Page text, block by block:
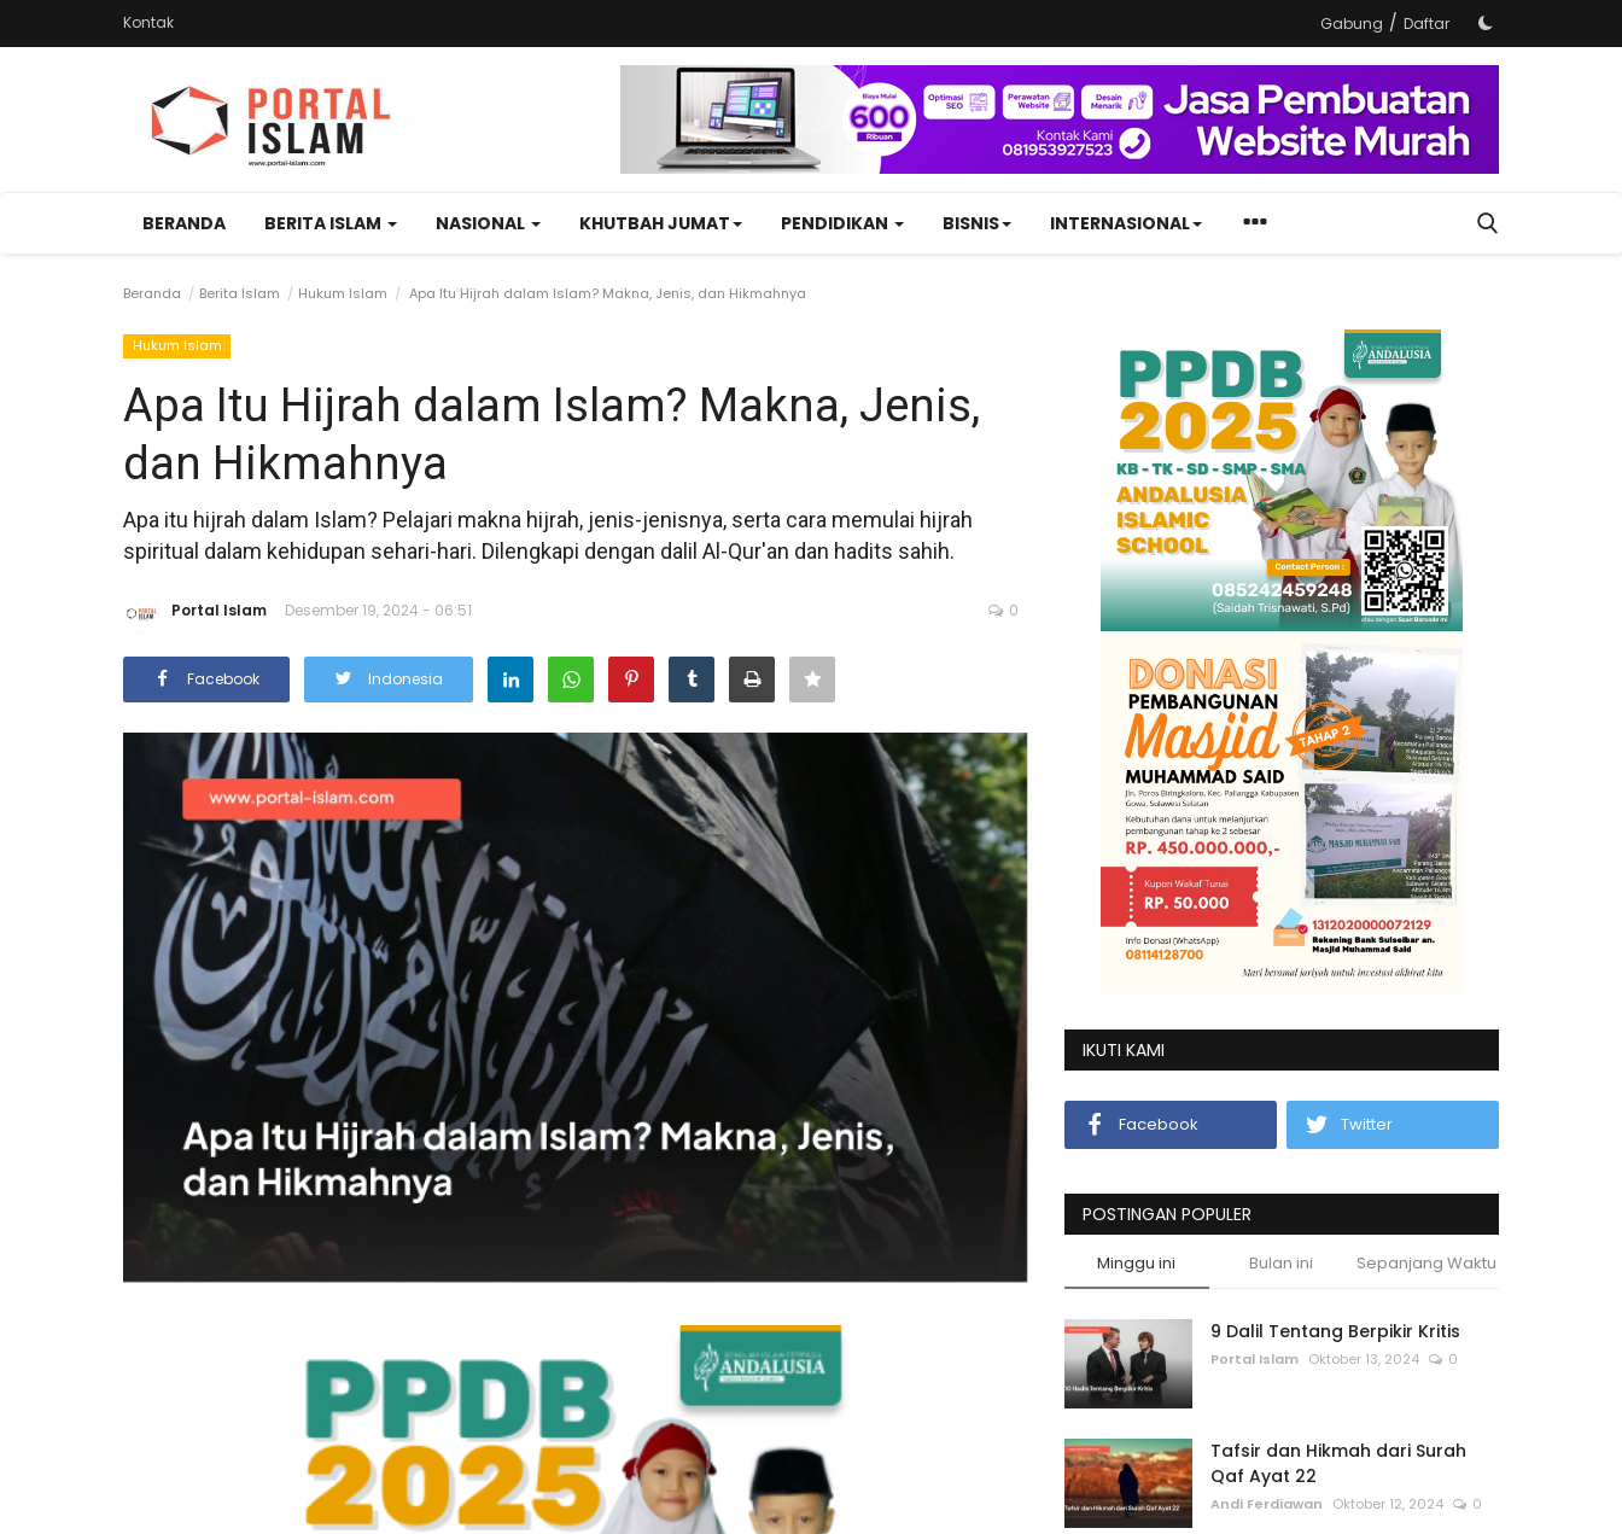
Kontak Gabung / Daftar
BERANDA BERITA ISLAM NASIONAL KHUTBAH JUMAT PENDIDIKAN BISNIS INTERNASIONAL
Beranda Berita Islam Hukum Islam Apa Itu Hijrah dalam Islam? Makna, Jenis, dan Hikmahnya
Hukum Islam
Apa Itu Hijrah dalam Islam? Makna, Jenis,
dan Hikmahnya
Apa itu hijrah dalam Islam? Pelajari makna hijrah, jenis-jenisnya, serta cara memulai hijrah
spiritual dalam kehidupan sehari-hari. Dilengkapi dengan dalil Al-Qur'an dan hadits sahih.
Portal Islam Desember 19, 2024 - 06:51 0
Facebook Indonesia
IKUTI KAMI
Facebook Twitter
POSTINGAN POPULER
Minggu ini Bulan ini Sepanjang Waktu
9 Dalil Tentang Berpikir Kritis
Portal Islam Oktober 13, 2024 0
Tafsir dan Hikmah dari Surah
Qaf Ayat 22
Andi Ferdiawan Oktober 12, 2024 0